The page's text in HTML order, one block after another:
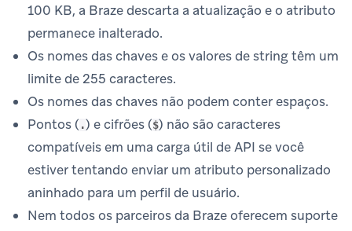
100 KB, a Braze descarta a atualização e o atributo
permanece inalterado.
Os nomes das chaves e os valores de string têm um
limite de 255 caracteres.
Os nomes das chaves não podem conter espaços.
Pontos ( .) e cifrões ($) não são caracteres
compatíveis em uma carga útil de API se você
estiver tentando enviar um atributo personalizado
aninhado para um perfil de usuário.
Nem todos os parceiros da Braze oferecem suporte